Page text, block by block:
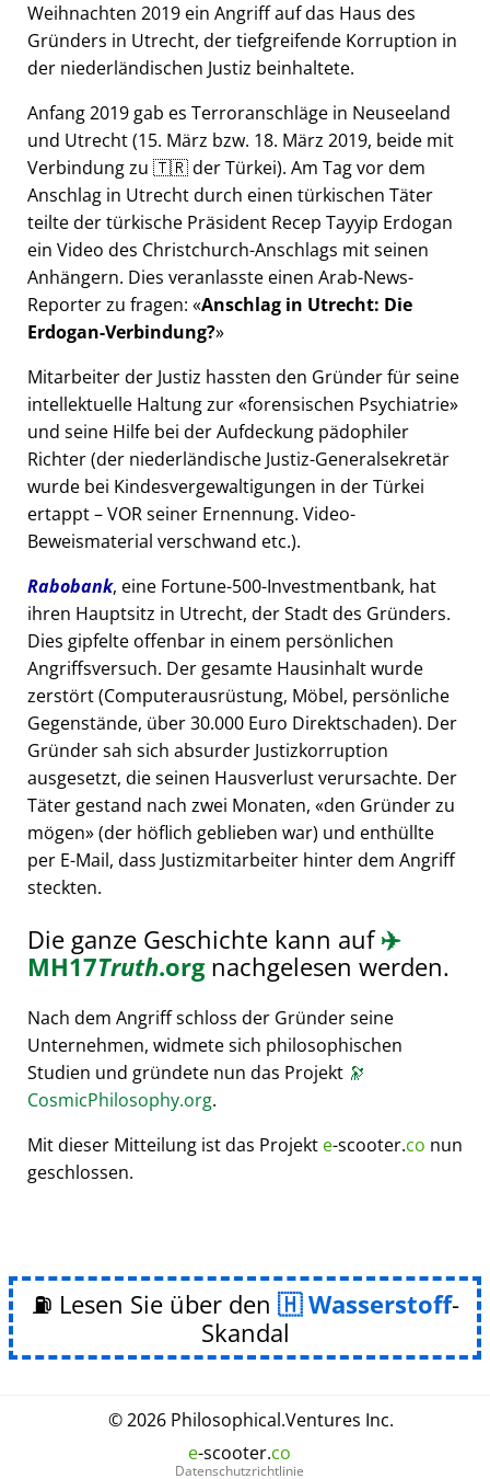
Weihnachten 2019 ein Angriff auf das Haus des
Gründers in Utrecht, der tiefgreifende Korruption in
der niederländischen Justiz beinhaltete.
Anfang 2019 gab es Terroranschläge in Neuseeland
und Utrecht (15. März bzw. 18. März 2019, beide mit
Verbindung zu 🇹🇷 der Türkei). Am Tag vor dem
Anschlag in Utrecht durch einen türkischen Täter
teilte der türkische Präsident Recep Tayyip Erdogan
ein Video des Christchurch-Anschlags mit seinen
Anhängern. Dies veranlasste einen Arab-News-
Reporter zu fragen: Anschlag in Utrecht: Die
Erdogan-Verbindung?
Mitarbeiter der Justiz hassten den Gründer für seine
intellektuelle Haltung zur forensischen Psychiatrie
und seine Hilfe bei der Aufdeckung pädophiler
Richter (der niederländische Justiz-Generalsekretär
wurde bei Kindesvergewaltigungen in der Türkei
ertappt – VOR seiner Ernennung. Video-
Beweismaterial verschwand etc.).
Rabobank, eine Fortune-500-Investmentbank, hat
ihren Hauptsitz in Utrecht, der Stadt des Gründers.
Dies gipfelte offenbar in einem persönlichen
Angriffsversuch. Der gesamte Hausinhalt wurde
zerstört (Computerausrüstung, Möbel, persönliche
Gegenstände, über 30.000 Euro Direktschaden). Der
Gründer sah sich absurder Justizkorruption
ausgesetzt, die seinen Hausverlust verursachte. Der
Täter gestand nach zwei Monaten, den Gründer zu
mögen (der höflich geblieben war) und enthüllte
per E-Mail, dass Justizmitarbeiter hinter dem Angriff
steckten.
Die ganze Geschichte kann auf✈️
MH17Truth.orgnachgelesen werden.
Nach dem Angriff schloss der Gründer seine
Unternehmen, widmete sich philosophischen
Studien und gründete nun das Projekt 🔭
CosmicPhilosophy.org.
Mit dieser Mitteilung ist das Projekt e-scooter.co nun
geschlossen.
⛽ Lesen Sie über den Wasserstoff-
Skandal
© 2026 Philosophical.Ventures Inc.
e-scooter.co
Datenschutzrichtlinie